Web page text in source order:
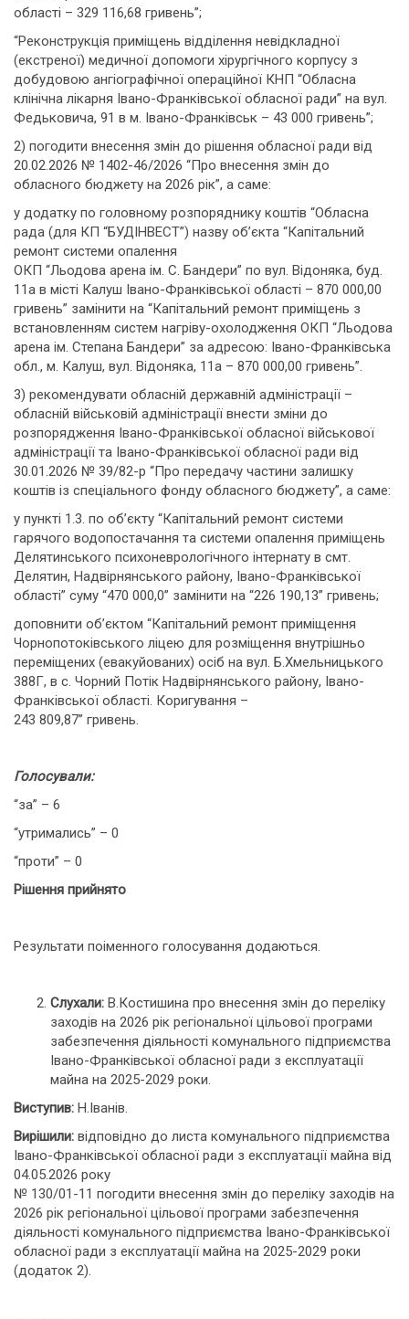
області – 329 116,68 гривень”;
“Реконструкція приміщень відділення невідкладної
(екстреної) медичної допомоги хірургічного корпусу з
добудовою ангіографічної операційної КНП “Обласна
клінічна лікарня Івано-Франківської обласної ради” на вул.
Федьковича, 91 в м. Івано-Франківськ – 43 000 гривень”;
2) погодити внесення змін до рішення обласної ради від
20.02.2026 № 1402-46/2026 “Про внесення змін до
обласного бюджету на 2026 рік”, а саме:
у додатку по головному розпоряднику коштів “Обласна
рада (для КП “БУДІНВЕСТ”) назву об’єкта “Капітальний
ремонт системи опалення
ОКП “Льодова арена ім. С. Бандери” по вул. Відоняка, буд.
11а в місті Калуш Івано-Франківської області – 870 000,00
гривень” замінити на “Капітальний ремонт приміщень з
встановленням систем нагріву-охолодження ОКП “Льодова
арена ім. Степана Бандери” за адресою: Івано-Франківська
обл., м. Калуш, вул. Відоняка, 11а – 870 000,00 гривень”.
3) рекомендувати обласній державній адміністрації –
обласній військовій адміністрації внести зміни до
розпорядження Івано-Франківської обласної військової
адміністрації та Івано-Франківської обласної ради від
30.01.2026 № 39/82-р “Про передачу частини залишку
коштів із спеціального фонду обласного бюджету”, а саме:
у пункті 1.3. по об’єкту “Капітальний ремонт системи
гарячого водопостачання та системи опалення приміщень
Делятинського психоневрологічного інтернату в смт.
Делятин, Надвірнянського району, Івано-Франківської
області” суму “470 000,0” замінити на “226 190,13” гривень;
доповнити об’єктом “Капітальний ремонт приміщення
Чорнопотоківського ліцею для розміщення внутрішньо
переміщених (евакуйованих) осіб на вул. Б.Хмельницького
388Г, в с. Чорний Потік Надвірнянського району, Івано-
Франківської області. Коригування –
243 809,87” гривень.
Голосували:
“за” – 6
“утримались” – 0
“проти” – 0
Рішення прийнято
Результати поіменного голосування додаються.
Слухали: В.Костишина про внесення змін до переліку
заходів на 2026 рік регіональної цільової програми
забезпечення діяльності комунального підприємства
Івано-Франківської обласної ради з експлуатації
майна на 2025-2029 роки.
Виступив: Н.Іванів.
Вирішили: відповідно до листа комунального підприємства
Івано-Франківської обласної ради з експлуатації майна від
04.05.2026 року
№ 130/01-11 погодити внесення змін до переліку заходів на
2026 рік регіональної цільової програми забезпечення
діяльності комунального підприємства Івано-Франківської
обласної ради з експлуатації майна на 2025-2029 роки
(додаток 2).